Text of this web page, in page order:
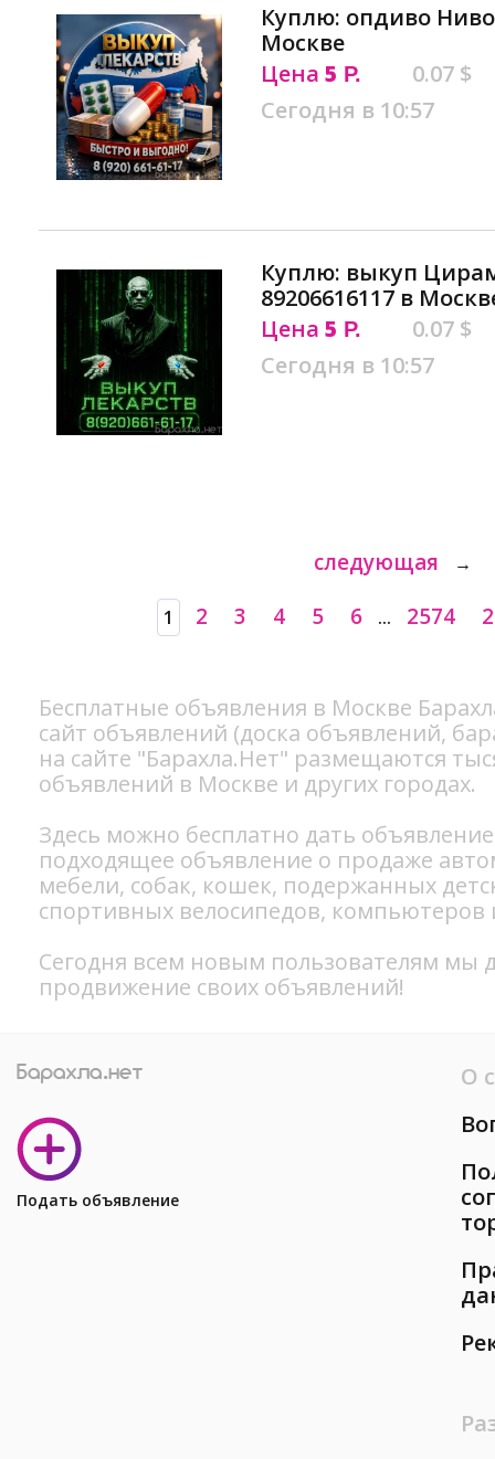
Куплю: опдиво
Москве
Цена 5 Р.
0.07 $
Сегодня в 10:57
Куплю: выкуп
89206616117 в
Цена 5 Р.
0.07 $
Сегодня в 10:57
следующая →
1 2 3 4 5 6 ... 2574
Бесплатные объявления в Москве
сайт объявлений (доска объявлений,
на сайте "Барахла.Нет" размещаются
объявлений в Москве и других городах.
Здесь можно бесплатно дать
подходящее объявление о продаже
мебели, собак, кошек, подержанных
спортивных велосипедов, компьютеров
Сегодня всем новым пользователям мы
продвижение своих объявлений!
Подать объявление
О